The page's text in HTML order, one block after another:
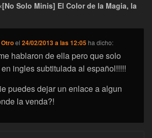
Solo Minis] El Color de la Magia, la
el24/02/2013 a las 12:05 ha dicho:
hablaron de ella pero que solo
ingles subtitulada al español!!!!!
puedes dejar un enlace a algun
la venda?!